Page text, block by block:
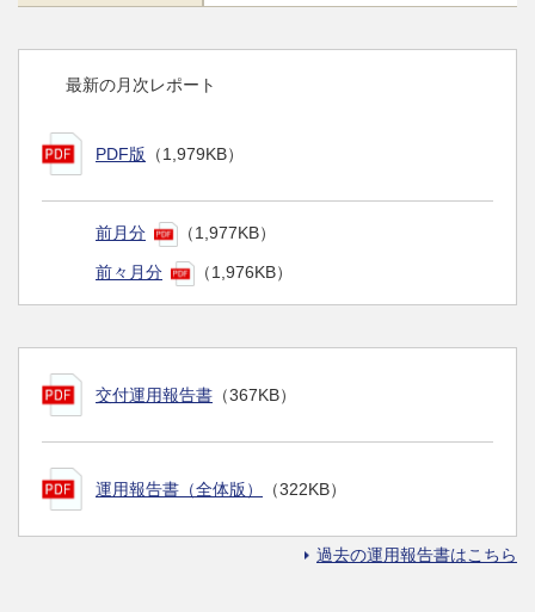
最新の月次レポート
PDF版 （1,979KB）
前月分 （1,977KB）
前々月分 （1,976KB）
交付運用報告書 （367KB）
運用報告書（全体版） （322KB）
過去の運用報告書はこちら